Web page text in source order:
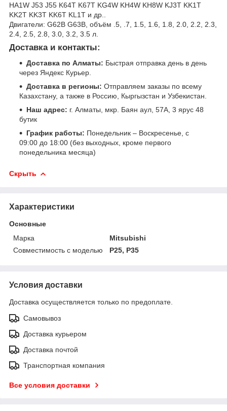
HA1W J53 J55 K64T K67T KG4W KH4W KH8W KJ3T KK1T
KK2T KK3T KK6T KL1T и др..
Двигатели: G62B G63B, объём .5, .7, 1.5, 1.6, 1.8, 2.0, 2.2, 2.3,
2.4, 2.5, 2.8, 3.0, 3.2, 3.5 л.
Доставка и контакты:
Доставка по Алматы: Быстрая отправка день в день
через Яндекс Курьер.
Доставка в регионы: Отправляем заказы по всему
Казахстану, а также в Россию, Кыргызстан и Узбекистан.
Наш адрес: г. Алматы, мкр. Баян аул, 57А, 3 ярус 48
бутик
График работы: Понедельник – Воскресенье, с
09:00 до 18:00 (без выходных, кроме первого
понедельника месяца)
Скрыть
Характеристики
Основные
Марка
Mitsubishi
Совместимость с моделью
P25, P35
Условия доставки
Доставка осуществляется только по предоплате.
Самовывоз
Доставка курьером
Доставка почтой
Транспортная компания
Все условия доставки